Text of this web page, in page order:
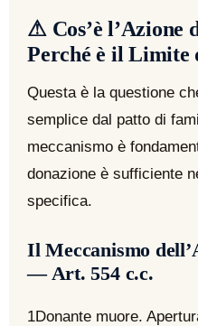
⚠ Cos’è l’Azione
Perché è il Limite
Questa è la questione
semplice dal patto di
meccanismo è
donazione è sufficiente
specifica.
Il Meccanismo
— Art. 554 c.c.
1Donante muore.